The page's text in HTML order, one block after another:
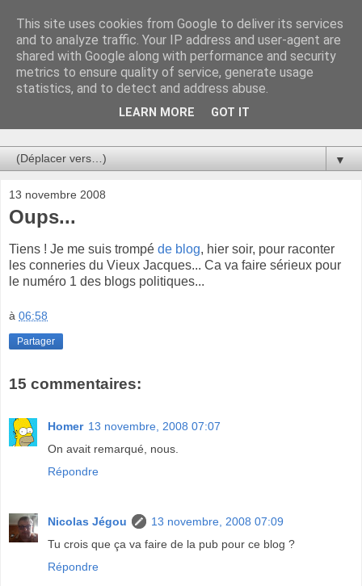
Au bistro !
La connerie étant le seul chemin susceptible de nous faire
entrevoir une parcelle de vérité, utilisons la par des moyens
de communication efficaces. Le temps qu'on remplisse nos
▼
13 novembre 2008
Oups...
Tiens ! Je me suis trompé de blog, hier soir, pour raconter
les conneries du Vieux Jacques... Ca va faire sérieux pour
le numéro 1 des blogs politiques...
à 06:58
Partager
15 commentaires:
Homer 13 novembre, 2008 07:07
On avait remarqué, nous.
Répondre
Nicolas Jégou
13 novembre, 2008 07:09
Tu crois que ça va faire de la pub pour ce blog ?
Répondre
This site uses cookies from Google to deliver its services
and to analyze traffic. Your IP address and user-agent are
shared with Google along with performance and security
metrics to ensure quality of service, generate usage
statistics, and to detect and address abuse.
LEARN MORE GOT IT